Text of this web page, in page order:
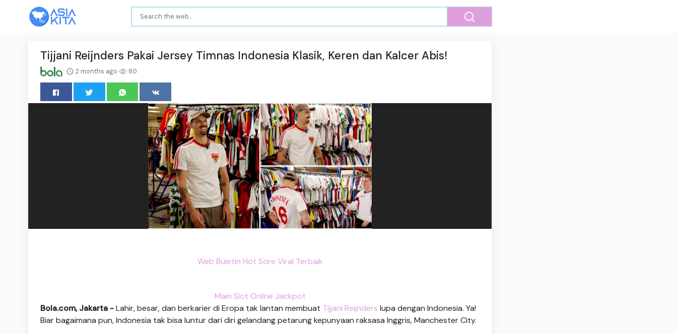
Tijjani Reijnders Pakai Jersey Timnas Indonesia Klasik, Keren dan Kalcer Abis!
2 months ago 80
Web Buletin Hot Sore Viral Terbaik
Main Slot Online Jackpot
Bola.com, Jakarta -Lahir, besar, dan berkarier di Eropa tak lantan membuat Tijjani Reijnders lupa dengan Indonesia. Ya!
Biar bagaimana pun, Indonesia tak bisa luntur dari diri gelandang petarung kepunyaan raksasa Inggris, Manchester City.